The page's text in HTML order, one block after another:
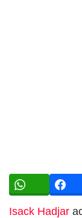
Isack Hadjar